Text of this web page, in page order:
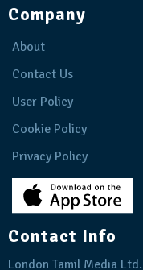
Company
About
Contact Us
User Policy
Cookie Policy
Privacy Policy
Contact Info
London Tamil Media Ltd.